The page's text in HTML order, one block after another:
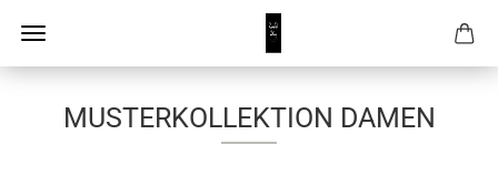
MUSTERKOLLEKTION DAMEN